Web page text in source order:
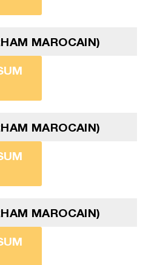
MAROCAIN)
MAROCAIN)
MAROCAIN)